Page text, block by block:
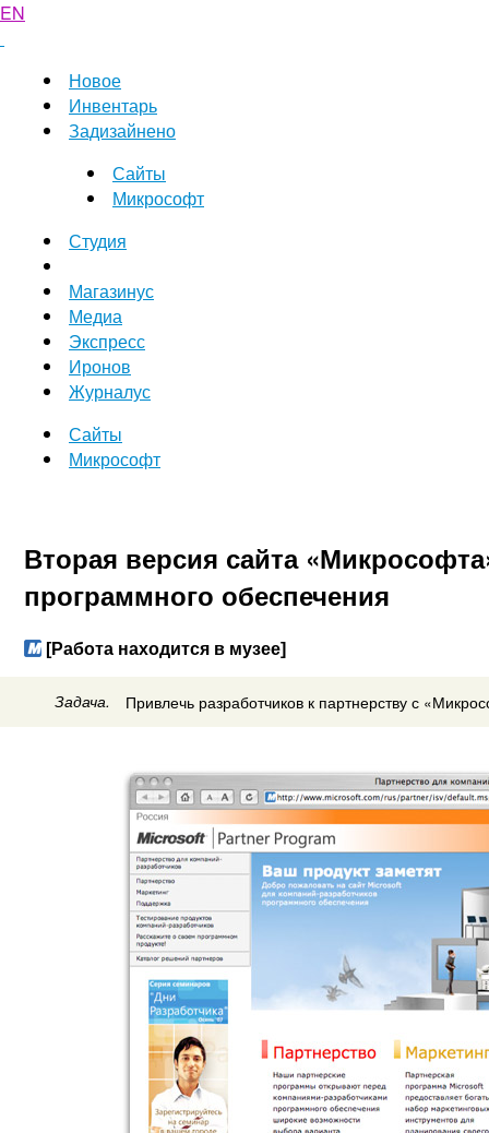
EN
Новое
Инвентарь
Задизайнено
Сайты
Микрософт
Студия
Магазинус
Медиа
Экспресс
Иронов
Журналус
Сайты
Микрософт
Вторая версия сайта
программного обеспечения
[Работа находится в музее]
Задача. Привлечь разработчиков к партнерству с